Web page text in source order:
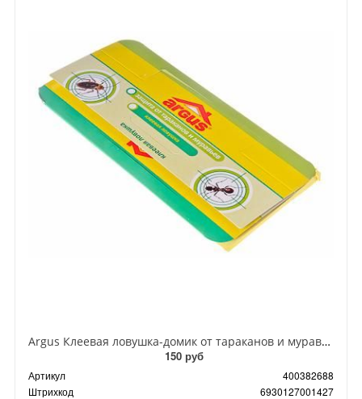
Argus Клеевая ловушка-домик от тараканов и муравьев
150 руб
Артикул
400382688
Штрихкод
6930127001427